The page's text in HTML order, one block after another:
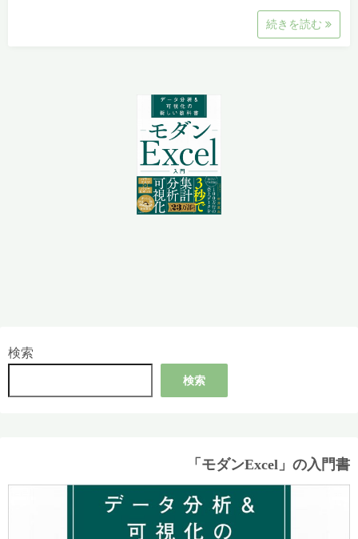
続きを読む
検索
検索
「モダンExcel」の入門書